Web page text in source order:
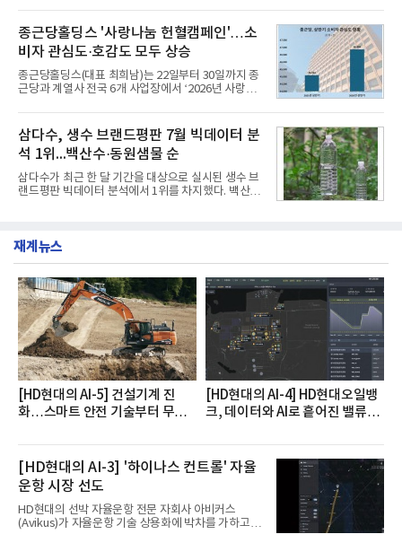
서도
부터 30일까지 서울 원센티널 NH농협캐피탈타워 22
층에서 운영했다고 31일 밝혔다.이번 프로그램은 경
영지원부 홍보팀과 2026년 새로이(e)＊가 공동 주관
했으며, ▲팀장·부장(7.27), ▲계장·주임(7.28), ▲과
장·차장(7.29), ▲대리(7.30) 등 직급별로 총 4회에 걸
쳐 진행됐다.참고로 새로이(e)는 NH농협캐피탈 MZ
세대들로(과장~계장) 구성된 자율 참여조직으로, 조
반에 전파하는 역할
종근당홀딩스 '사랑나눔 헌혈캠페인'…소
비자 관심도·호감도 모두 상승
종근당홀딩스(대표 최희남)는 22일부터 30일까지 종
근당과 계열사 전국 6개 사업장에서 ‘2026년 사랑나
인은 장마와 폭염, 여름휴가 등으로 헌혈 참여가 줄어
드는 시기에 안정적 혈액 수급에 기여하고 생명나눔
문화를 확산하기 위해 마련됐다.캠페인은 종근당 천
안공장을 시작으로 ▲효종연구소 ▲종근당바이오 안
산공장 ▲경보제약 아산본사 ▲종근당건강 당진공장
▲종근당 본사 등 전국 6개 사업장에서 릴레이 방식
으로 이어졌다.캠페인 기간에는 임직원의 참여를 독
증을 한국백혈병
삼다수, 생수 브랜드평판 7월 빅데이터 분
석 1위...백산수·동원샘물 순
삼다수가 최근 한 달 기간을 대상으로 실시된 생수 브
랜드평판 빅데이터 분석에서 1위를 차지했다. 백산수
까지 수집된 소비자 빅데이터 3,702,555건을 분석한
터는 지난 4월(3,435,836건) 대비 7.76% 증가한 수
치다.연구소에 따르면 7월 생수 브랜드평판 순위는 삼
다수, 백산수, 동원샘물, 스파클, 아이시스, 에비앙,
몽베스트, 크리스탈, 풀무원샘물, 평창수, 지리산수,
진로 석수,
재계뉴스
[HD현대의 AI-5] 건설기계 진
화…스마트 안전 기술부터 무인
[HD현대의 AI-4] HD현대오일뱅
크, 데이터와 AI로 흩어진 밸류체
[HD현대의 AI-3] '하이나스 컨트롤' 자율
운항 시장 선도
HD현대의 선박 자율운항 전문 자회사 아비커스
(Avikus)가 자율운항 기술 상용화에 박차를 가하고 있